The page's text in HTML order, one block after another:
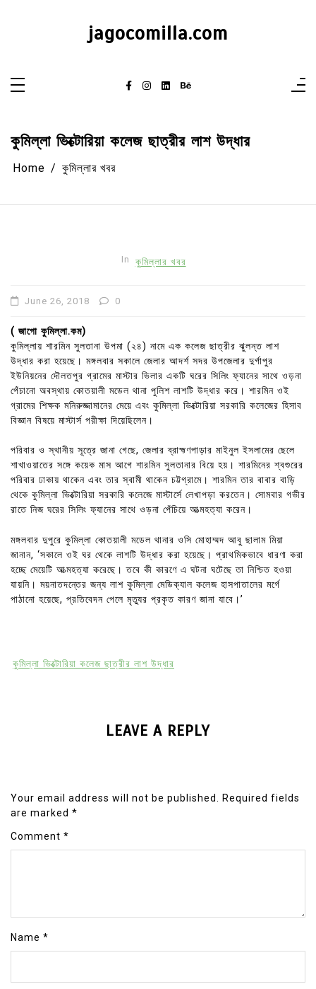
jagocomilla.com
কুমিল্লা ভিক্টোরিয়া কলেজ ছাত্রীর লাশ উদ্ধার
Home কুমিল্লার খবর
In কুমিল্লার খবর
June 26, 2018 0
( জাগো কুমিল্লা.কম)
কুমিল্লায় শারমিন সুলতানা উপমা (২৪) নামে এক কলেজ ছাত্রীর ঝুলন্ত লাশ
উদ্ধার করা হয়েছে। মঙ্গলবার সকালে জেলার আদর্শ সদর উপজেলার দুর্গাপুর
ইউনিয়নের দৌলতপুর গ্রামের মাস্টার ভিলার একটি ঘরের সিলিং ফ্যানের সাথে ওড়না
পেঁচানো অবস্থায় কোতয়ালী মডেল থানা পুলিশ লাশটি উদ্ধার করে। শারমিন ওই
গ্রামের শিক্ষক মনিরুজ্জামানের মেয়ে এবং কুমিল্লা ভিক্টোরিয়া সরকারি কলেজের হিসাব
বিজ্ঞান বিষয়ে মাস্টার্স পরীক্ষা দিয়েছিলেন।
পরিবার ও স্থানীয় সূত্রে জানা গেছে, জেলার ব্রাহ্মণপাড়ার মাইনুল ইসলামের ছেলে
শাখাওয়াতের সঙ্গে কয়েক মাস আগে শারমিন সুলতানার বিয়ে হয়। শারমিনের শ্বশুরের
পরিবার ঢাকায় থাকেন এবং তার স্বামী থাকেন চট্টগ্রামে। শারমিন তার বাবার বাড়ি
থেকে কুমিল্লা ভিক্টোরিয়া সরকারি কলেজে মাস্টার্সে লেখাপড়া করতেন। সোমবার গভীর
রাতে নিজ ঘরের সিলিং ফ্যানের সাথে ওড়না পেঁচিয়ে আত্মহত্যা করেন।
মঙ্গলবার দুপুরে কুমিল্লা কোতয়ালী মডেল থানার ওসি মোহাম্মদ আবু ছালাম মিয়া
জানান, ‘সকালে ওই ঘর থেকে লাশটি উদ্ধার করা হয়েছে। প্রাথমিকভাবে ধারণা করা
হচ্ছে মেয়েটি আত্মহত্যা করেছে। তবে কী কারণে এ ঘটনা ঘটেছে তা নিশ্চিত হওয়া
যায়নি। ময়নাতদন্তের জন্য লাশ কুমিল্লা মেডিক্যাল কলেজ হাসপাতালের মর্গে
পাঠানো হয়েছে, প্রতিবেদন পেলে মৃত্যুর প্রকৃত কারণ জানা যাবে।’
কুমিল্লা ভিক্টোরিয়া কলেজ ছাত্রীর লাশ উদ্ধার
LEAVE A REPLY
Your email address will not be published.
Required fields
are marked *
Comment *
Name *